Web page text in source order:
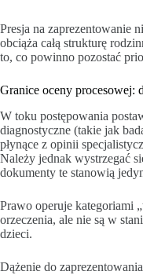
Presja na zaprezentowanie
obciąża całą strukturę
to, co powinno pozostać
Granice oceny procesowej:
W toku postępowania
diagnostyczne (takie jak
płynące z opinii
Należy jednak wystrzegać
dokumenty te stanowią
Prawo operuje kategoriami
orzeczenia, ale nie są w
dzieci.
Dążenie do